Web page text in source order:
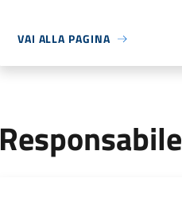
VAI ALLA PAGINA
Responsabile